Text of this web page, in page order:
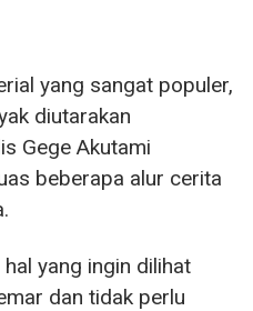
yang sangat populer,
diutarakan
Gege Akutami
beberapa alur cerita
yang ingin dilihat
dan tidak perlu